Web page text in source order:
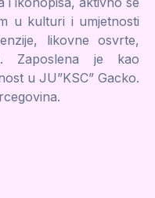
u kulturi i umjetnosti
likovne osvrte,
Zaposlena je kao
u JU”KSC” Gacko.